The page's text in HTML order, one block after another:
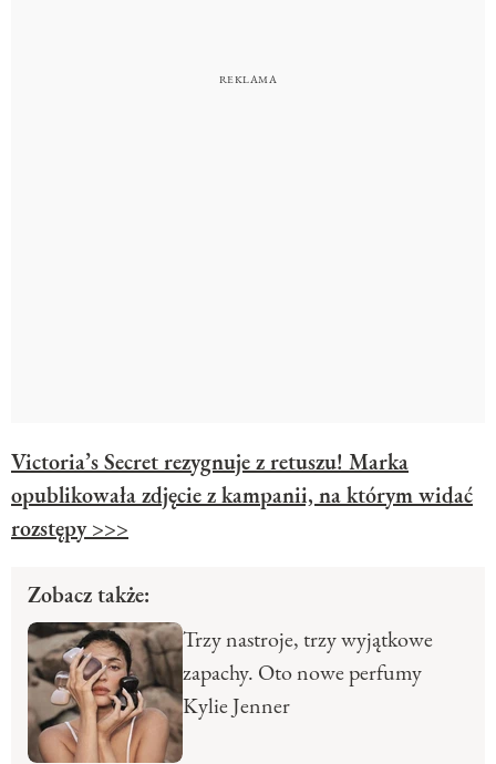
Victoria’s Secret rezygnuje z retuszu! Marka
opublikowała zdjęcie z kampanii, na którym widać
rozstępy >>>
Zobacz także:
Trzy nastroje, trzy wyjątkowe
zapachy. Oto nowe perfumy
Kylie Jenner